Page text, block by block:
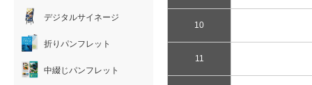
10
11
デジタルサイネージ
折りパンフレット
中綴じパンフレット